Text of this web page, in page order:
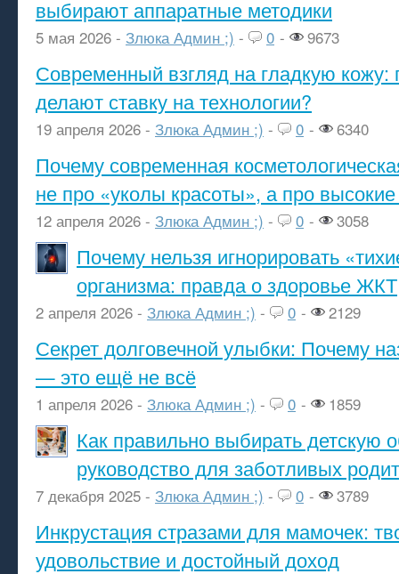
выбирают аппаратные методики
5 мая 2026 - Злюка Админ ;) - 0 - 9673
Современный взгляд на гладкую кожу:
делают ставку на технологии?
19 апреля 2026 - Злюка Админ ;) - 0 - 6340
Почему современная
не про «уколы красоты», а про высокие
12 апреля 2026 - Злюка Админ ;) - 0 - 3058
Почему нельзя игнорировать
организма: правда о здоровье ЖКТ
2 апреля 2026 - Злюка Админ ;) - 0 - 2129
Секрет долговечной улыбки: Почему
— это ещё не всё
1 апреля 2026 - Злюка Админ ;) - 0 - 1859
Как правильно выбирать детскую
руководство для заботливых
7 декабря 2025 - Злюка Админ ;) - 0 - 3789
Инкрустация стразами для мамочек:
удовольствие и достойный доход